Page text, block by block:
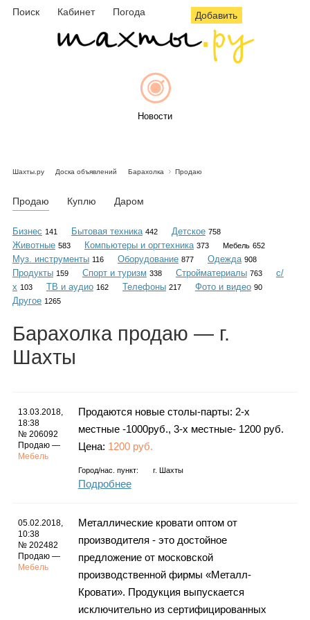
Поиск Кабинет Погода Добавить
Новости
Объявления
Гороскоп
Фотогалерея
Шахты.ру Доска объявлений Барахолка Продаю
Продаю Куплю Даром
Бизнес 141 Бытовая техника 442 Детское 758
Животные 583 Компьютеры и оргтехника 373 Мебель 652
Муз. инструменты 116 Оборудование 877 Одежда 908
Продукты 159 Спорт и туризм 338 Стройматериалы 763
с/
х 103 ТВ и аудио 162 Телефоны 217 Фото и видео 90
Другое 1265
Барахолка продаю — г.
Шахты
13.03.2018,
18:38
№ 206092
Продаю —
Мебель
Продаются новые столы-парты: 2-х
местные -1000руб., 3-х местные- 1200 руб.
Цена: 1200 руб.
Город/нас. пункт: г. Шахты
Подробнее
05.02.2018,
10:38
№ 202482
Продаю —
Мебель
Металлические кровати оптом от
производителя - это достойное
предложение от московской
производственной фирмы «Металл-
Кровати». Продукция выпускается
исключительно из сертифицированных